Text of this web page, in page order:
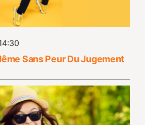
Sans Peur Du Jugement